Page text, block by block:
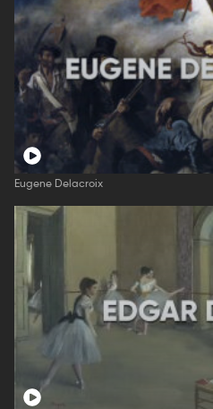
Eugene Delacroix